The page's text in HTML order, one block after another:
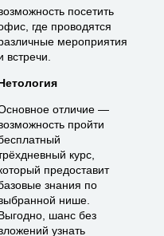
посетить
где проводятся
мероприятия
встречи.
отличие —
пройти
курс,
предоставит
знания по
нише.
шанс без
узнать